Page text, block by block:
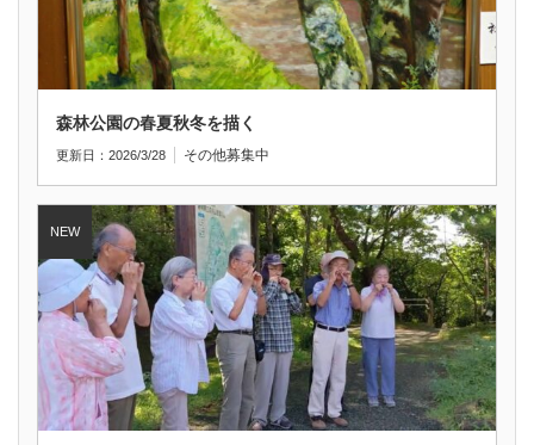
森林公園の春夏秋冬を描く
更新日：2026/3/28 その他募集中